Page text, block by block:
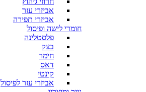
אביזרי עזר
אביזרי תפירה
חומרי לישה ופיסול
פלסטלינה
בצק
חימר
דאס
קינטי
אביזרי עזר לפיסול